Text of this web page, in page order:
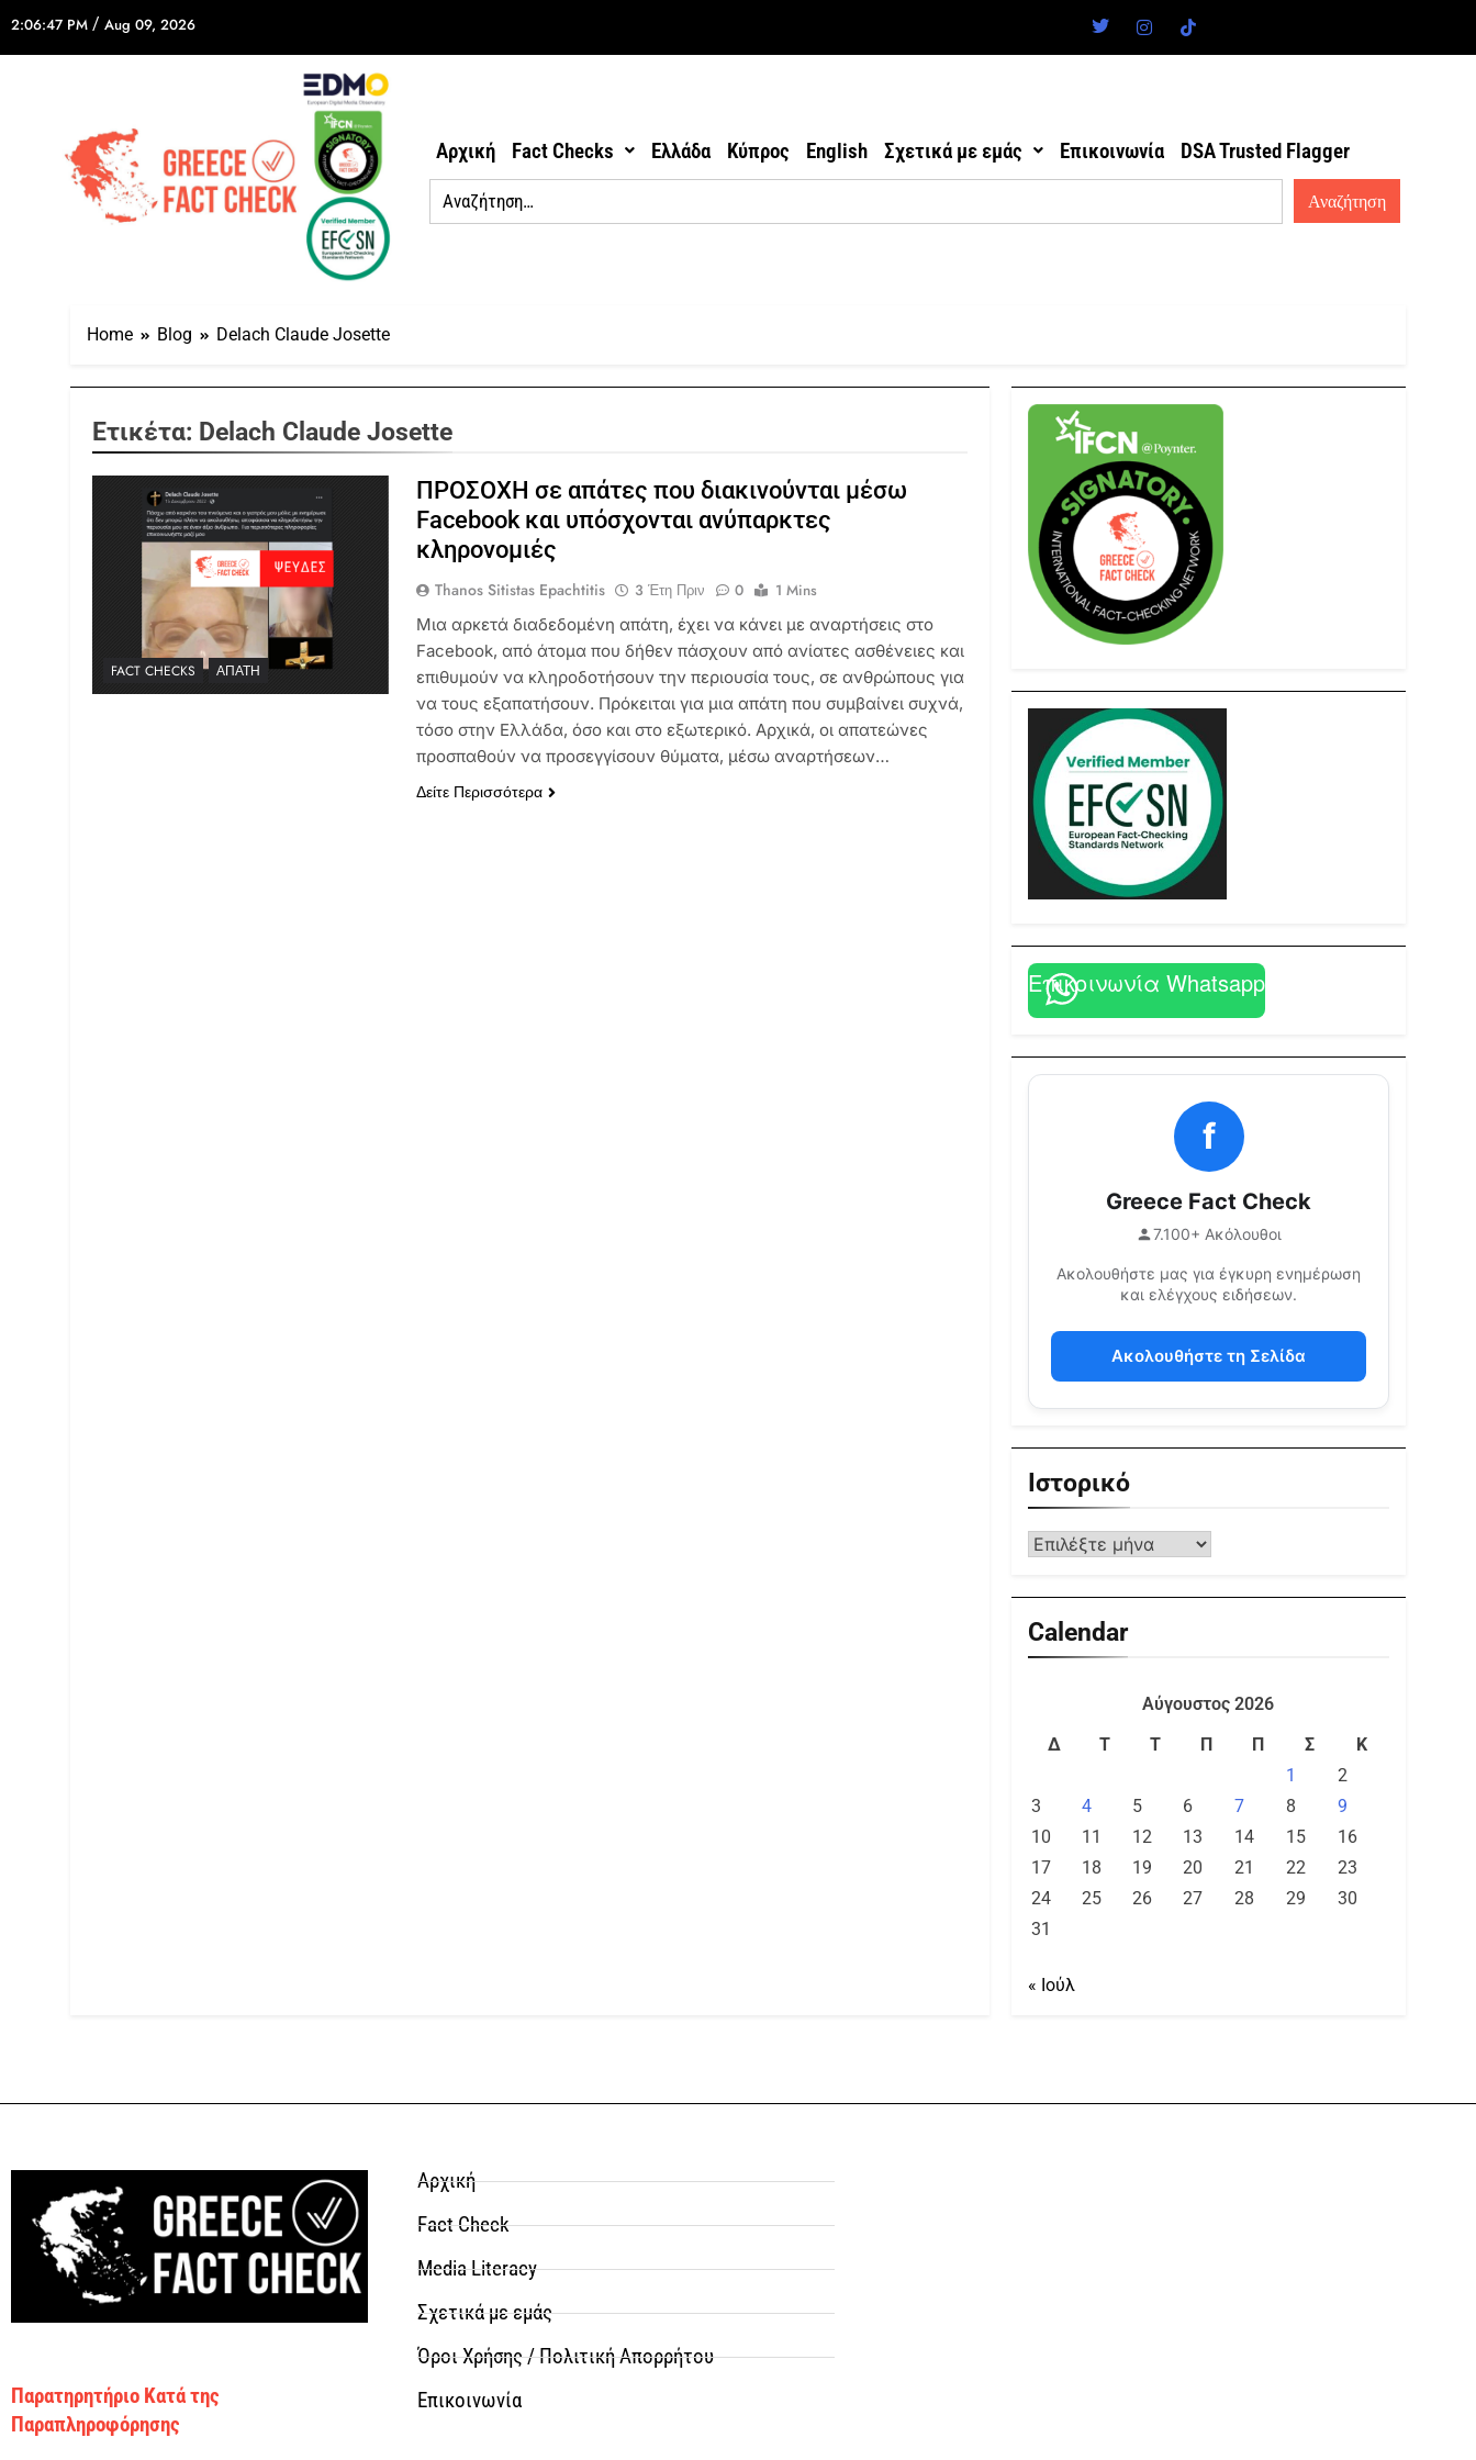
2:06:47 PM / Aug 09, 2026
Αρχική Fact Checks Ελλάδα Κύπρος English Σχετικά με εμάς Επικοινωνία DSA Trusted Flagger
Home Blog Delach Claude Josette
Ετικέτα: Delach Claude Josette
FACT CHECKS ΑΠΆΤΗ
ΠΡΟΣΟΧΗ σε απάτες που διακινούνται μέσω
Facebook και υπόσχονται ανύπαρκτες
κληρονομιές
Thanos Sitistas Epachtitis 3 Έτη Πριν 0
1 Mins
Μια αρκετά διαδεδομένη απάτη, έχει να κάνει με αναρτήσεις στο
Facebook, από άτομα που δήθεν πάσχουν από ανίατες ασθένειες και
επιθυμούν να κληροδοτήσουν την περιουσία τους, σε ανθρώπους για
να τους εξαπατήσουν. Πρόκειται για μια απάτη που συμβαίνει συχνά,
τόσο στην Ελλάδα, όσο και στο εξωτερικό. Αρχικά, οι απατεώνες
προσπαθούν να προσεγγίσουν θύματα, μέσω αναρτήσεων…
Δείτε Περισσότερα
Επικοινωνία Whatsapp
f
Greece Fact Check
7.100+ Ακόλουθοι
Ακολουθήστε μας για έγκυρη ενημέρωση
και ελέγχους ειδήσεων.
Ακολουθήστε τη Σελίδα
Ιστορικό
Calendar
Αύγουστος 2026
Δ
Τ Τ Π Π Σ
Κ
1
2
3
4 5 6 7 8
9
10
11 12 13 14 15
16
17
18 19 20 21 22
23
24
25 26 27 28 29
30
31
« Ιούλ
Παρατηρητήριο Κατά της
Παραπληροφόρησης
Αρχική
Fact Check
Media Literacy
Σχετικά με εμάς
Όροι Χρήσης / Πολιτική Απορρήτου
Επικοινωνία